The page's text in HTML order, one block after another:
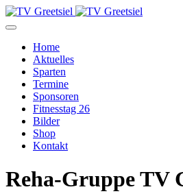
Home
Aktuelles
Sparten
Termine
Sponsoren
Fitnesstag 26
Bilder
Shop
Kontakt
Reha-Gruppe TV